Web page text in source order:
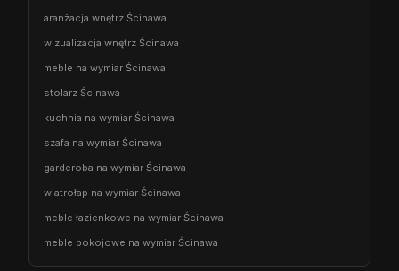
aranżacja wnętrz Ścinawa
wizualizacja wnętrz Ścinawa
meble na wymiar Ścinawa
stolarz Ścinawa
kuchnia na wymiar Ścinawa
szafa na wymiar Ścinawa
garderoba na wymiar Ścinawa
wiatrołap na wymiar Ścinawa
meble łazienkowe na wymiar Ścinawa
meble pokojowe na wymiar Ścinawa